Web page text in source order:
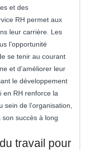
et des
RH permet aux
leur carrière. Les
l’opportunité
se tenir au courant
et d’améliorer leur
le développement
en RH renforce la
de l’organisation,
succès à long
travail pour